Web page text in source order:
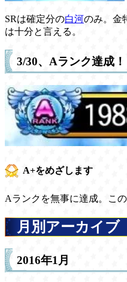
SRは確定分の白河のみ。金
は十分と言える。
3/30、Aランク達成！
A+をめざします
Aランクを無事に達成。こ
月別アーカイブ
2016年1月